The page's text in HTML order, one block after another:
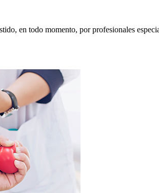
en todo momento, por profesionales